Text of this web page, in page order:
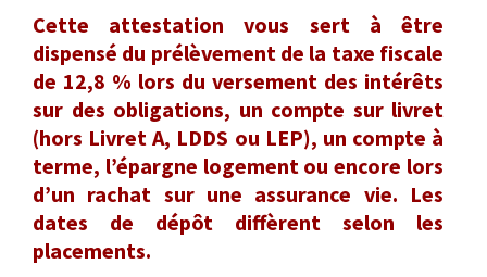
Cette attestation vous sert à être
dispensé du prélèvement de la taxe fiscale
de 12,8 % lors du versement des intérêts
sur des obligations, un compte sur livret
(hors Livret A, LDDS ou LEP), un compte à
terme, l’épargne logement ou encore lors
d’un rachat sur une assurance vie. Les
dates de dépôt diffèrent selon les
placements.